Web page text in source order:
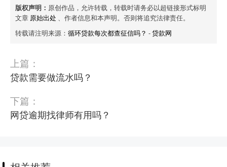
版权声明： 原创作品，允许转载，转载时请务必以超链接形式标明
文章 原始出处 、作者信息和本声明。否则将追究法律责任。
转载请注明来源： 循环贷款每次都查征信吗？ -贷款网
上篇：
贷款需要做流水吗？
下篇：
网贷逾期找律师有用吗？